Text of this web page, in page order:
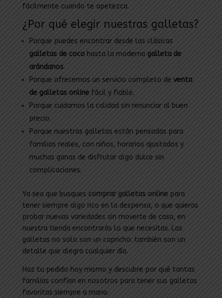
fácilmente cuando te apetezca.
¿Por qué elegir nuestras galletas?
Porque puedes encontrar desde las clásicas
galletas de coco hasta la moderna galleta de
arándanos.
Porque ofrecemos un servicio completo de venta
de galletas onlinefácil y fiable.
Porque cuidamos la calidad sin renunciar al buen
precio.
Porque nuestras galletas están pensadas para
familias reales, con niños, horarios ajustados y
muchas ganas de disfrutar algo dulce sin
complicaciones.
Ya sea que busques comprar galletas onlinepara
tener siempre algo rico en la despensa, o que quieras
probar nuevas variedades sin moverte de casa, en
nuestra tienda encontrarás lo que necesitas. Las
galletas no solo son un capricho: también son un
detalle que alegra cualquier día.
Haz tu pedido hoy mismo y descubre por qué tantas
familias confían en nosotros para tener sus galletas
favoritas siempre a mano.